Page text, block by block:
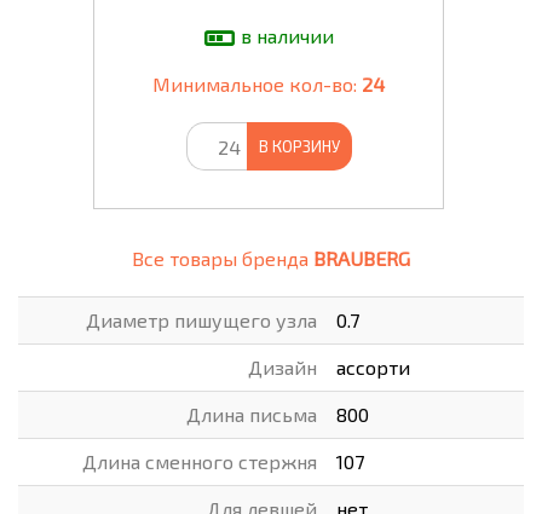
в наличии
Минимальное кол-во: 24
В КОРЗИНУ
Все товары бренда BRAUBERG
Диаметр пишущего узла 0.7
Дизайн ассорти
Длина письма 800
Длина сменного стержня 107
Для левшей нет